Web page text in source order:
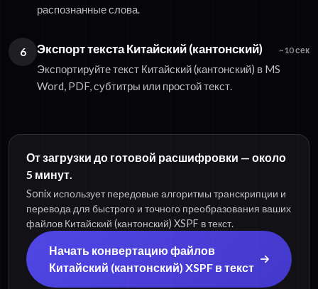
распознанные слова.
6 Экспорт текста Китайский (кантонский) ~10 сек
Экспортируйте текст Китайский (кантонский) в MS
Word, PDF, субтитры или простой текст.
От загрузки до готовой расшифровки — около
5 минут.
Sonix использует передовые алгоритмы транскрипции и
перевода для быстрого и точного преобразования ваших
файлов Китайский (кантонский) XSPF в текст.
Начать конвертацию файлов
Китайский (кантонский) XSPF в текст